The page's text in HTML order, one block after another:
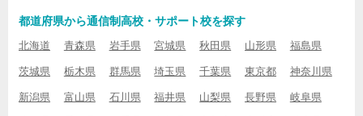
都道府県から通信制高校・サポート校を探す
北海道 青森県 岩手県 宮城県 秋田県 山形県 福島県
茨城県 栃木県 群馬県 埼玉県 千葉県 東京都 神奈川県
新潟県 富山県 石川県 福井県 山梨県 長野県 岐阜県